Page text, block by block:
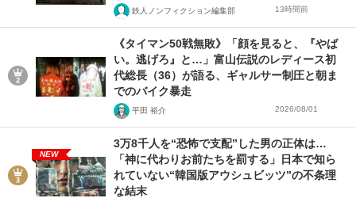
鉄人ノンフィクション編集部 13時間前
《タイマン50戦無敗》「顔を見ると、『やば
い。逃げろ』と…」富山伝説のレディース初
代総長（36）が語る、ギャルサー制圧と朝ま
でのバイク暴走
平田 裕介 2026/08/01
NEW
3万8千人を“恐怖で支配”した男の正体は…
「神に代わりお前たちを罰する」日本で知ら
れていない“韓国版アウシュビッツ”の不条理
な結末